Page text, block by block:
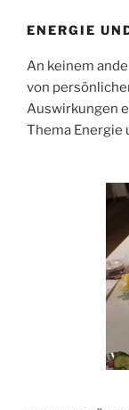
ENERGIE
An keinem
von
Auswirkungen
Thema Energie